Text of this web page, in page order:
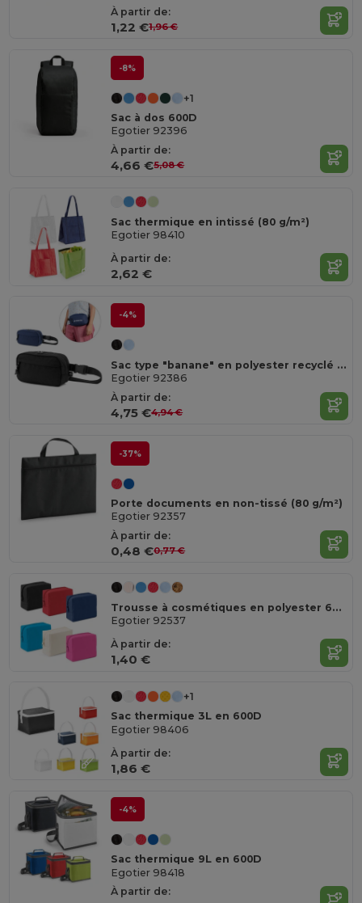
À partir de:
1,22 €1,96 €
-8%
+1
Sac à dos 600D
Egotier 92396
À partir de:
4,66 €5,08 €
Sac thermique en intissé (80 g/m²)
Egotier 98410
À partir de:
2,62 €
-4%
Sac type "banane" en polyester recyclé 600D et doublure en polyester recyclé 210D
Egotier 92386
À partir de:
4,75 €4,94 €
-37%
Porte documents en non-tissé (80 g/m²)
Egotier 92357
À partir de:
0,48 €0,77 €
Trousse à cosmétiques en polyester 600D haute densité
Egotier 92537
À partir de:
1,40 €
+1
Sac thermique 3L en 600D
Egotier 98406
À partir de:
1,86 €
-4%
Sac thermique 9L en 600D
Egotier 98418
À partir de: